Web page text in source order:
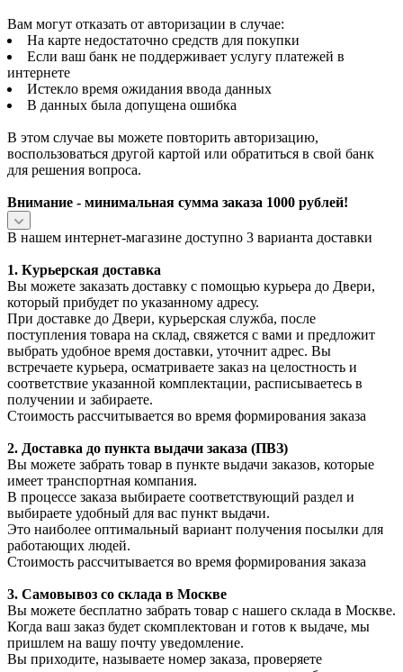
Вам могут отказать от авторизации в случае:
На карте недостаточно средств для покупки
Если ваш банк не поддерживает услугу платежей в
интернете
Истекло время ожидания ввода данных
В данных была допущена ошибка
В этом случае вы можете повторить авторизацию,
воспользоваться другой картой или обратиться в свой банк
для решения вопроса.
Внимание - минимальная сумма заказа 1000 рублей!
В нашем интернет-магазине доступно 3 варианта доставки
1. Курьерская доставка
Вы можете заказать доставку с помощью курьера до Двери,
который прибудет по указанному адресу.
При доставке до Двери, курьерская служба, после
поступления товара на склад, свяжется с вами и предложит
выбрать удобное время доставки, уточнит адрес. Вы
встречаете курьера, осматриваете заказ на целостность и
соответствие указанной комплектации, расписываетесь в
получении и забираете.
Стоимость рассчитывается во время формирования заказа
2. Доставка до пункта выдачи заказа (ПВЗ)
Вы можете забрать товар в пункте выдачи заказов, которые
имеет транспортная компания.
В процессе заказа выбираете соответствующий раздел и
выбираете удобный для вас пункт выдачи.
Это наиболее оптимальный вариант получения посылки для
работающих людей.
Стоимость рассчитывается во время формирования заказа
3. Самовывоз со склада в Москве
Вы можете бесплатно забрать товар с нашего склада в Москве.
Когда ваш заказ будет скомплектован и готов к выдаче, мы
пришлем на вашу почту уведомление.
Вы приходите, называете номер заказа, проверяете